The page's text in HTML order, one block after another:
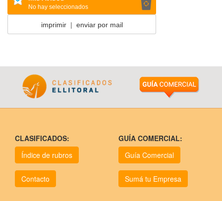
No hay seleccionados
imprimir| enviar por mail
CLASIFICADOS:
Índice de rubros
Contacto
GUÍA COMERCIAL:
Guía Comercial
Sumá tu Empresa